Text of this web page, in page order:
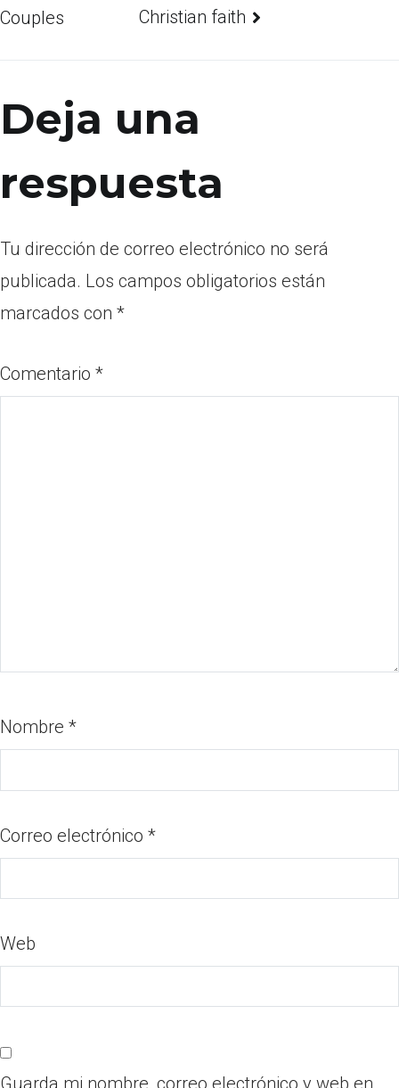
Couples Christian faith
Deja una
respuesta
Tu dirección de correo electrónico no será
publicada. Los campos obligatorios están
marcados con *
Comentario *
Nombre *
Correo electrónico *
Web